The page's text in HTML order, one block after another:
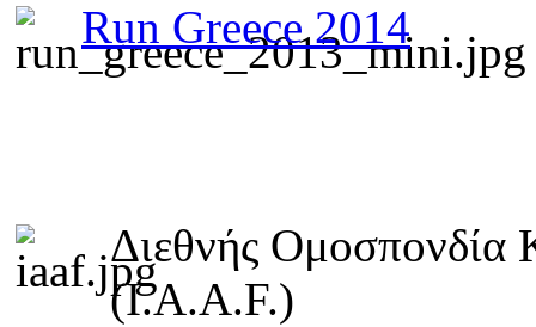
Run Greece 2014
Διεθνής Ομοσπονδία
(I.A.A.F.)